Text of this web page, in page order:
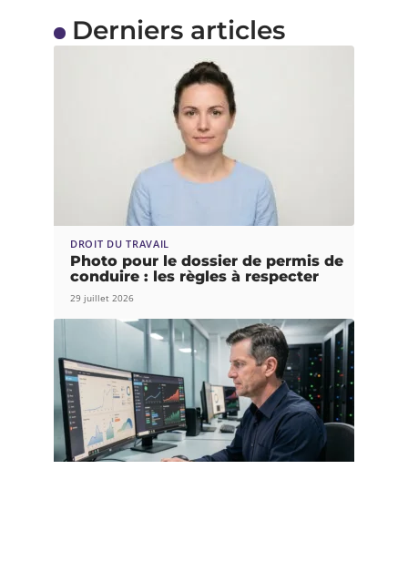
Derniers articles
DROIT DU TRAVAIL
Photo pour le dossier de permis de
conduire : les règles à respecter
29 juillet 2026